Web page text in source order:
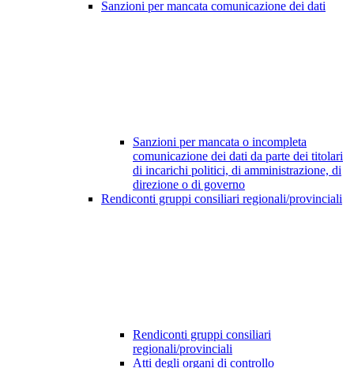
Sanzioni per mancata comunicazione dei dati
Sanzioni per mancata o incompleta
comunicazione dei dati da parte dei titolari
di incarichi politici, di amministrazione, di
direzione o di governo
Rendiconti gruppi consiliari regionali/provinciali
Rendiconti gruppi consiliari
regionali/provinciali
Atti degli organi di controllo